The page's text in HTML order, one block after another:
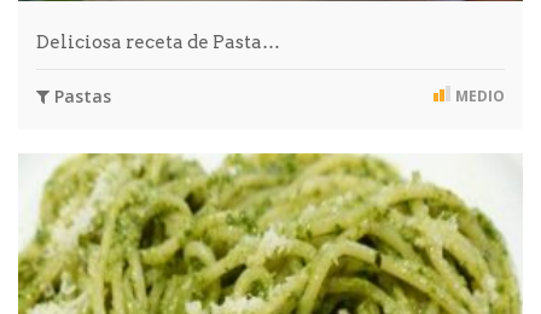
Deliciosa receta de Pasta…
Pastas MEDIO